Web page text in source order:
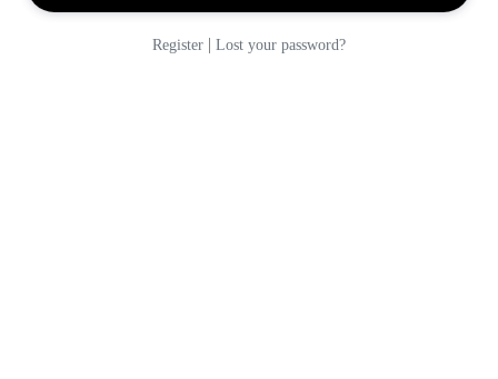
Register | Lost your password?